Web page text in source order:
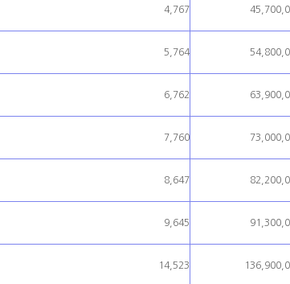
4,767
5,764
6,762
7,760
8,647
9,645
14,523